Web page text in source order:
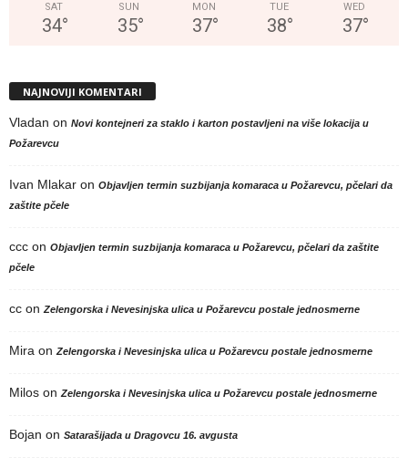
SAT
34°
SUN
35°
MON
37°
TUE
38°
WED
37°
NAJNOVIJI KOMENTARI
Vladan on Novi kontejneri za staklo i karton postavljeni na više lokacija u
Požarevcu
Ivan Mlakar on Objavljen termin suzbijanja komaraca u Požarevcu, pčelari da
zaštite pčele
ccc on Objavljen termin suzbijanja komaraca u Požarevcu, pčelari da zaštite
pčele
cc on Zelengorska i Nevesinjska ulica u Požarevcu postale jednosmerne
Mira on Zelengorska i Nevesinjska ulica u Požarevcu postale jednosmerne
Milos on Zelengorska i Nevesinjska ulica u Požarevcu postale jednosmerne
Bojan on Satarašijada u Dragovcu 16. avgusta